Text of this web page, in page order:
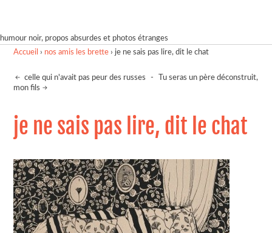
humour noir, propos absurdes et photos étranges
Accueil › nos amis les brette › je ne sais pas lire, dit le chat
celle qui n'avait pas peur des russes -
Tu seras un père déconstruit,
mon fils
je ne sais pas lire, dit le chat